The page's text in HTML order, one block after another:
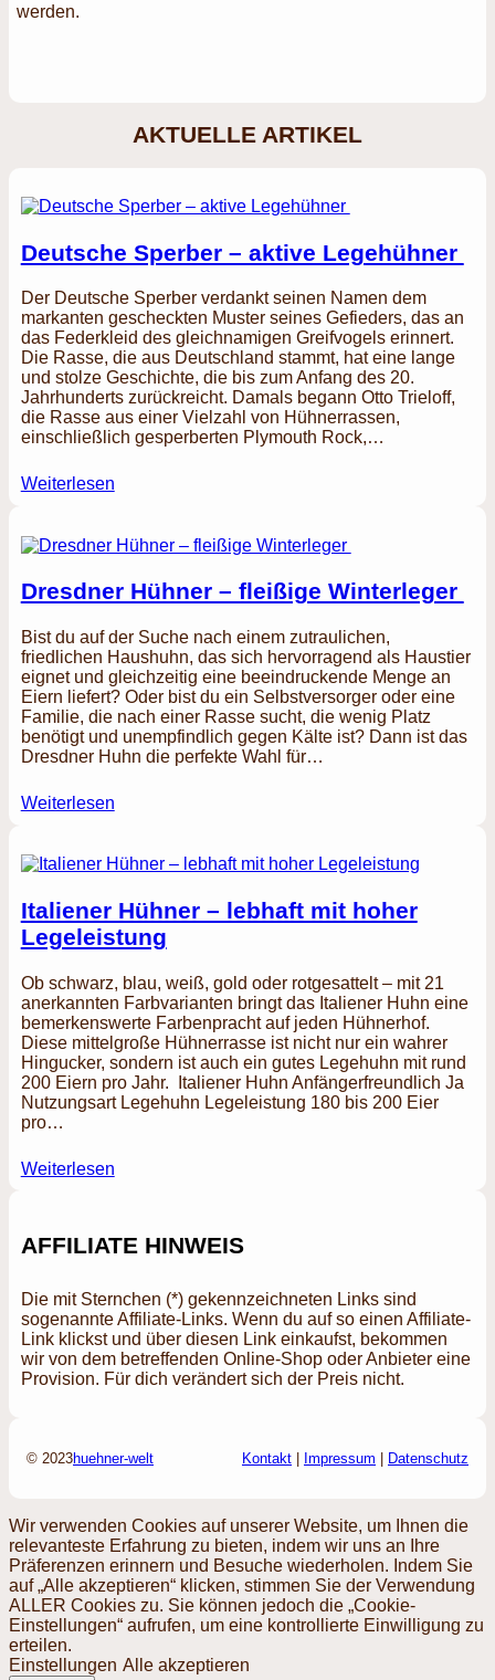
werden.
AKTUELLE ARTIKEL
Deutsche Sperber – aktive Legehühner
Der Deutsche Sperber verdankt seinen Namen dem
markanten gescheckten Muster seines Gefieders, das an
das Federkleid des gleichnamigen Greifvogels erinnert.
Die Rasse, die aus Deutschland stammt, hat eine lange
und stolze Geschichte, die bis zum Anfang des 20.
Jahrhunderts zurückreicht. Damals begann Otto Trieloff,
die Rasse aus einer Vielzahl von Hühnerrassen,
einschließlich gesperberten Plymouth Rock,…
Weiterlesen
Dresdner Hühner – fleißige Winterleger
Bist du auf der Suche nach einem zutraulichen,
friedlichen Haushuhn, das sich hervorragend als Haustier
eignet und gleichzeitig eine beeindruckende Menge an
Eiern liefert? Oder bist du ein Selbstversorger oder eine
Familie, die nach einer Rasse sucht, die wenig Platz
benötigt und unempfindlich gegen Kälte ist? Dann ist das
Dresdner Huhn die perfekte Wahl für…
Weiterlesen
Italiener Hühner – lebhaft mit hoher
Legeleistung
Ob schwarz, blau, weiß, gold oder rotgesattelt – mit 21
anerkannten Farbvarianten bringt das Italiener Huhn eine
bemerkenswerte Farbenpracht auf jeden Hühnerhof.
Diese mittelgroße Hühnerrasse ist nicht nur ein wahrer
Hingucker, sondern ist auch ein gutes Legehuhn mit rund
200 Eiern pro Jahr. Italiener Huhn Anfängerfreundlich Ja
Nutzungsart Legehuhn Legeleistung 180 bis 200 Eier
pro…
Weiterlesen
AFFILIATE HINWEIS
Die mit Sternchen (*) gekennzeichneten Links sind
sogenannte Affiliate-Links. Wenn du auf so einen Affiliate-
Link klickst und über diesen Link einkaufst, bekommen
wir von dem betreffenden Online-Shop oder Anbieter eine
Provision. Für dich verändert sich der Preis nicht.
© 2023huehner-welt Kontakt Impressum Datenschutz
Wir verwenden Cookies auf unserer Website, um Ihnen die
relevanteste Erfahrung zu bieten, indem wir uns an Ihre
Präferenzen erinnern und Besuche wiederholen. Indem Sie
auf „Alle akzeptieren“ klicken, stimmen Sie der Verwendung
ALLER Cookies zu. Sie können jedoch die „Cookie-
Einstellungen“ aufrufen, um eine kontrollierte Einwilligung zu
erteilen.
Einstellungen Alle akzeptieren